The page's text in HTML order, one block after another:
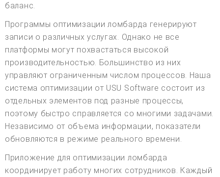
баланс.
Программы оптимизации ломбарда генерируют
записи о различных услугах. Однако не все
платформы могут похвастаться высокой
производительностью. Большинство из них
управляют ограниченным числом процессов. Наша
система оптимизации от USU Software состоит из
отдельных элементов под разные процессы,
поэтому быстро справляется со многими задачами.
Независимо от объема информации, показатели
обновляются в режиме реального времени.
Приложение для оптимизации ломбарда
координирует работу многих сотрудников. Каждый